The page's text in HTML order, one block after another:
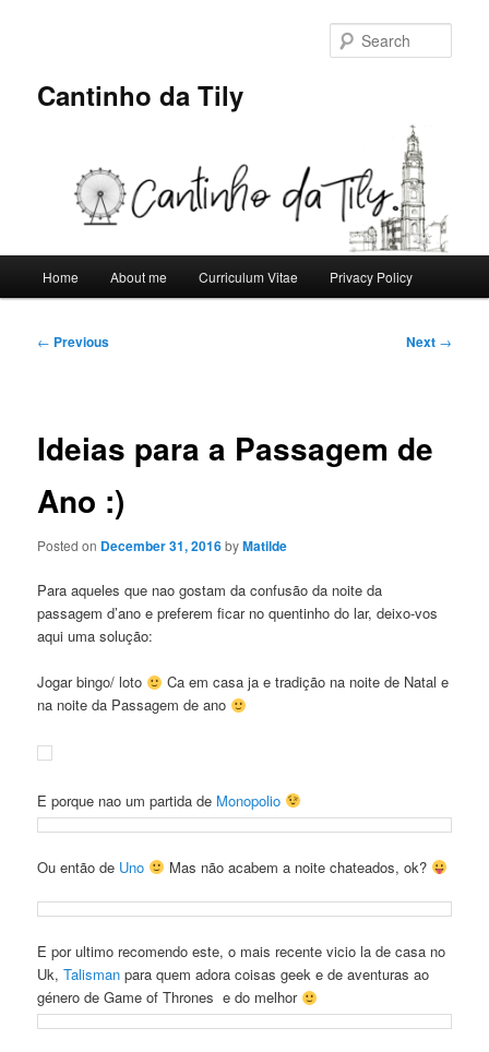
Cantinho da Tily
Home About me Curriculum Vitae Privacy Policy
Post
← Previous Next →
Ideias para a Passagem de
Ano :)
Posted on December 31, 2016byMatilde
Para aqueles que nao gostam da confusão da noite da
passagem d’ano e preferem ficar no quentinho do lar, deixo-vos
aqui uma solução:
Jogar bingo/ loto
Ca em casa ja e tradição na noite de Natal e
na noite da Passagem de ano
E porque nao um partida de Monopolio
Ou então de Uno Mas não acabem a noite chateados, ok?
E por ultimo recomendo este, o mais recente vicio la de casa no
Uk,Talisman para quem adora coisas geek e de aventuras ao
género de Game of Thrones e do melhor